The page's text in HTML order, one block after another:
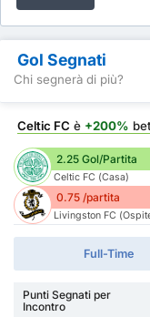
Gol Segnati
Chi segnerà di più?
Celtic FC è +200%
2.25 Gol/Partita
Celtic FC (Casa)
0.75 /partita
Livingston FC
Full-Time
Punti Segnati per
Incontro